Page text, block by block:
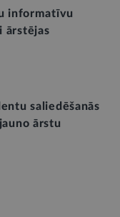
informatīvu
ārstējas
saliedēšanās
ārstu